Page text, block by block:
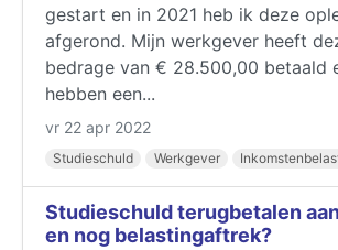
gestart en in 2021 heb ik deze
afgerond. Mijn werkgever heeft
bedrage van € 28.500,00 betaald
hebben een...
vr 22 apr 2022
Studieschuld Werkgever
Studieschuld terugbetalen
en nog belastingaftrek?